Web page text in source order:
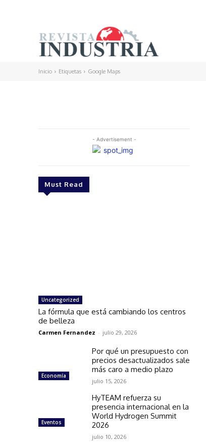
Inicio Etiquetas Google Maps
- Advertisement -
Must Read
Uncategorized
La fórmula que está cambiando los centros
de belleza
Carmen Fernandez - julio 29, 2026
Economía
Por qué un presupuesto con
precios desactualizados sale
más caro a medio plazo
julio 15, 2026
Eventos
HyTEAM refuerza su
presencia internacional en la
World Hydrogen Summit
2026
julio 10, 2026